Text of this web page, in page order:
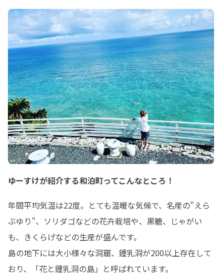
ゆーすけが紹介する和泊町ってこんなところ！
年間平均気温は22度。とても温暖な気候で、名産の"えら
ぶゆり"、ソリダゴなどの花卉栽培や、黒糖、じゃがい
も、きくらげなどの生産が盛んです。
島の地下には大小様々な洞窟、鍾乳洞が200以上存在して
おり、「花と鍾乳洞の島」と呼ばれています。